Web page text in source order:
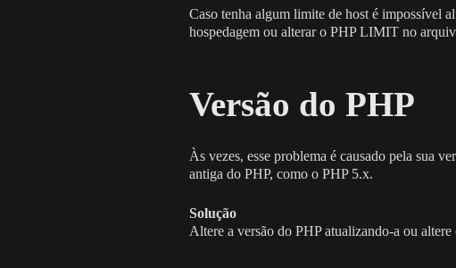
Caso tenha algum limite de host é impossível
hospedagem ou alterar o PHP LIMIT no
Versão do PHP
Às vezes, esse problema é causado pela sua
antiga do PHP, como o PHP 5.x.
Solução
Altere a versão do PHP atualizando-a ou altere